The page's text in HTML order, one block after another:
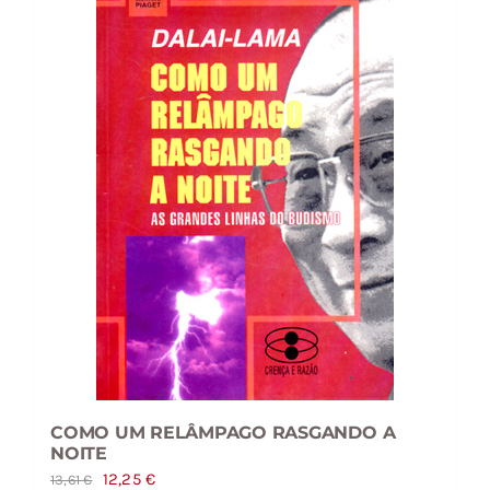
COMO UM RELÂMPAGO RASGANDO A
NOITE
13,61€
O
12,25€O